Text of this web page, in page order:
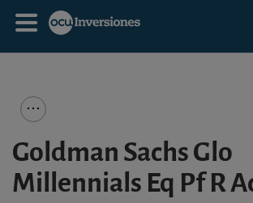
Goldman Sachs Glo
Millennials Eq Pf R